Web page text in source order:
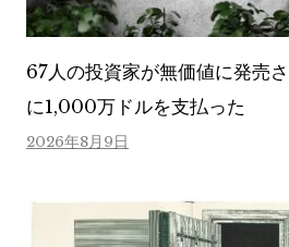
67人の投資家が無価値に発売
に1,000万ドルを支払った
2026年8月9日